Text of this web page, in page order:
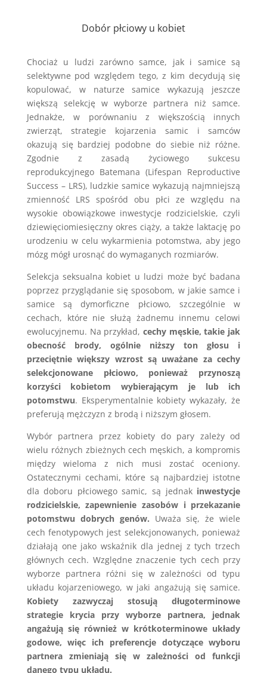
Dobór płciowy u kobiet
Chociaż u ludzi zarówno samce, jak i samice są
selektywne pod względem tego, z kim decydują się
kopulować, w naturze samice wykazują jeszcze
większą selekcję w wyborze partnera niż samce.
Jednakże, w porównaniu z większością innych
zwierząt, strategie kojarzenia samic i samców
okazują się bardziej podobne do siebie niż różne.
Zgodnie z zasadą życiowego sukcesu
reprodukcyjnego Batemana (Lifespan Reproductive
Success – LRS), ludzkie samice wykazują najmniejszą
zmienność LRS spośród obu płci ze względu na
wysokie obowiązkowe inwestycje rodzicielskie, czyli
dziewięciomiesięczny okres ciąży, a także laktację po
urodzeniu w celu wykarmienia potomstwa, aby jego
mózg mógł urosnąć do wymaganych rozmiarów.
Selekcja seksualna kobiet u ludzi może być badana
poprzez przyglądanie się sposobom, w jakie samce i
samice są dymorficzne płciowo, szczególnie w
cechach, które nie służą żadnemu innemu celowi
ewolucyjnemu. Na przykład, cechy męskie, takie jak
obecność brody, ogólnie niższy ton głosu i
przeciętnie większy wzrost są uważane za cechy
selekcjonowane płciowo, ponieważ przynoszą
korzyści kobietom wybierającym je lub ich
potomstwu. Eksperymentalnie kobiety wykazały, że
preferują mężczyzn z brodą i niższym głosem.
Wybór partnera przez kobiety do pary zależy od
wielu różnych zbieżnych cech męskich, a kompromis
między wieloma z nich musi zostać oceniony.
Ostatecznymi cechami, które są najbardziej istotne
dla doboru płciowego samic, są jednak inwestycje
rodzicielskie, zapewnienie zasobów i przekazanie
potomstwu dobrych genów. Uważa się, że wiele
cech fenotypowych jest selekcjonowanych, ponieważ
działają one jako wskaźnik dla jednej z tych trzech
głównych cech. Względne znaczenie tych cech przy
wyborze partnera różni się w zależności od typu
układu kojarzeniowego, w jaki angażują się samice.
Kobiety zazwyczaj stosują długoterminowe
strategie krycia przy wyborze partnera, jednak
angażują się również w krótkoterminowe układy
godowe, więc ich preferencje dotyczące wyboru
partnera zmieniają się w zależności od funkcji
danego typu układu.